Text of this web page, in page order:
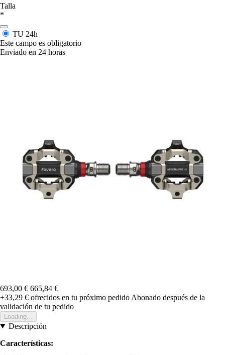
Talla
*
TU 24h
Este campo es obligatorio
Enviado en 24 horas
693,00 € 665,84 €
+33,29 € ofrecidos en tu próximo pedido Abonado después de la
validación de tu pedido
Loading...
Descripción
Características: